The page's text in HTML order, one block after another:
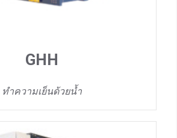
GHH
ทำความเย็นด้วยน้ำ